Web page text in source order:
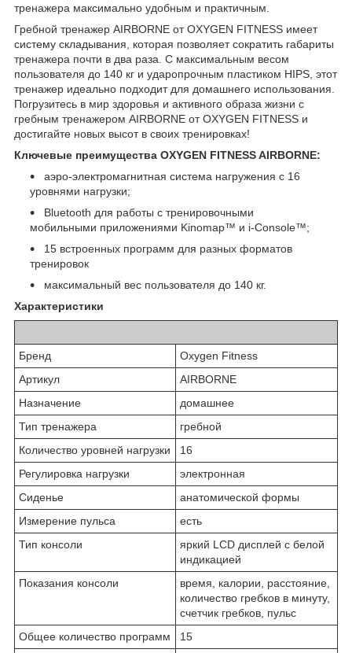
тренажера максимально удобным и практичным.
Гребной тренажер AIRBORNE от OXYGEN FITNESS имеет
систему складывания, которая позволяет сократить габариты
тренажера почти в два раза. С максимальным весом
пользователя до 140 кг и ударопрочным пластиком HIPS, этот
тренажер идеально подходит для домашнего использования.
Погрузитесь в мир здоровья и активного образа жизни с
гребным тренажером AIRBORNE от OXYGEN FITNESS и
достигайте новых высот в своих тренировках!
Ключевые преимущества OXYGEN FITNESS AIRBORNE:
аэро-электромагнитная система нагружения с 16
уровнями нагрузки;
Bluetooth для работы с тренировочными
мобильными приложениями Kinomap™ и i-Console™;
15 встроенных программ для разных форматов
тренировок
максимальный вес пользователя до 140 кг.
Характеристики
Бренд
Oxygen Fitness
Артикул
AIRBORNE
Назначение
домашнее
Тип тренажера
гребной
Количество уровней нагрузки
16
Регулировка нагрузки
электронная
Сиденье
анатомической формы
Измерение пульса
есть
Тип консоли
яркий LCD дисплей с белой
индикацией
Показания консоли
время, калории, расстояние,
количество гребков в минуту,
счетчик гребков, пульс
Общее количество программ
15